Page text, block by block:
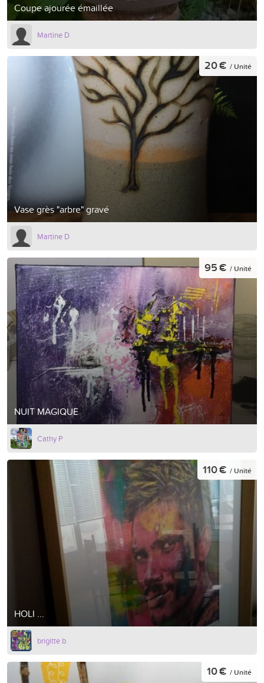
Coupe ajourée émaillée
Martine D
Vase grès "arbre" gravé
20 € / Unité
Martine D
NUIT MAGIQUE
95 € / Unité
Cathy P
HOLI ...
110 € / Unité
brigitte b
10 € / Unité